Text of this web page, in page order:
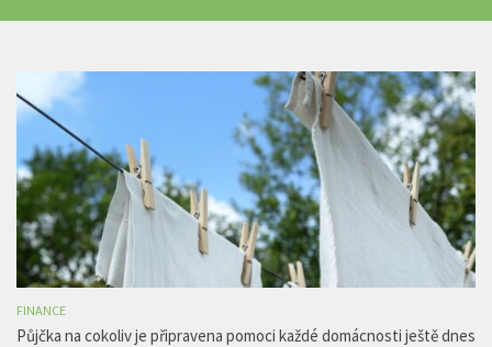
FINANCE
Půjčka na cokoliv je připravena pomoci každé domácnosti ještě dnes